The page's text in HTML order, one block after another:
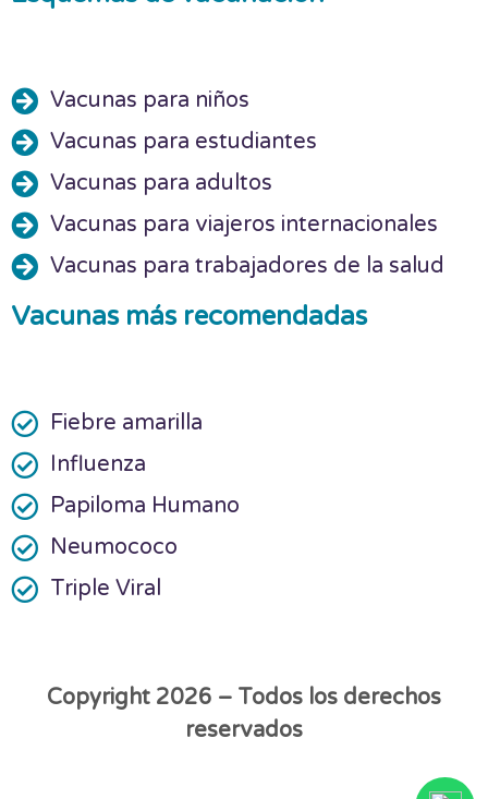
Vacunas para niños
Vacunas para estudiantes
Vacunas para adultos
Vacunas para viajeros internacionales
Vacunas para trabajadores de la salud
Vacunas más recomendadas
Fiebre amarilla
Influenza
Papiloma Humano
Neumococo
Triple Viral
Copyright 2026 – Todos los derechos
reservados